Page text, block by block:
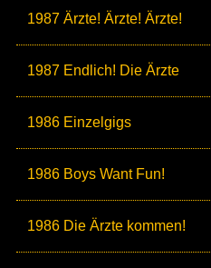
1987 Ärzte! Ärzte! Ärzte!
1987 Endlich! Die Ärzte
1986 Einzelgigs
1986 Boys Want Fun!
1986 Die Ärzte kommen!